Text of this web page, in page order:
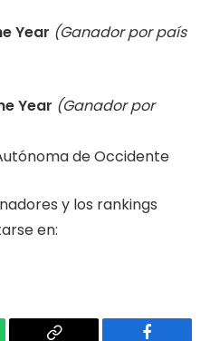
Year (Ganador por país
Year (Ganador por
de Occidente
y los rankings
en: